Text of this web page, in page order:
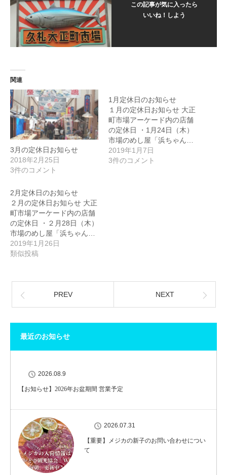
この記事が気に入ったら
いいね！しよう
関連
3月の定休日お知らせ
2018年2月25日
3件のコメント
1月定休日のお知らせ
１月の定休日お知らせ 大正
町市場アーケード内の店舗
の定休日 ・1月24日（木）
市場のめし屋「浜ちゃん…
2019年1月7日
3件のコメント
2月定休日のお知らせ
２月の定休日お知らせ 大正
町市場アーケード内の店舗
の定休日 ・２月28日（木）
市場のめし屋「浜ちゃん…
2019年1月26日
類似投稿
PREV NEXT
最近のお知らせ
2026.08.9
【お知らせ】2026年お盆期間 営業予定
2026.07.31
【重要】メジカの新子のお問い合わせについ
て